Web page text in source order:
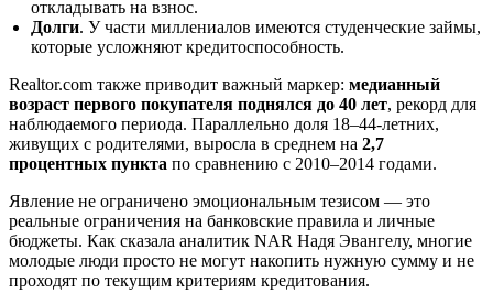
откладывать на взнос.
Долги. У части миллениалов имеются студенческие займы,
которые усложняют кредитоспособность.
Realtor.com также приводит важный маркер: медианный
возраст первого покупателя поднялся до 40 лет, рекорд для
наблюдаемого периода. Параллельно доля 18–44-летних,
живущих с родителями, выросла в среднем на 2,7
процентных пункта по сравнению с 2010–2014 годами.
Явление не ограничено эмоциональным тезисом — это
реальные ограничения на банковские правила и личные
бюджеты. Как сказала аналитик NAR Надя Эвангелу, многие
молодые люди просто не могут накопить нужную сумму и не
проходят по текущим критериям кредитования.